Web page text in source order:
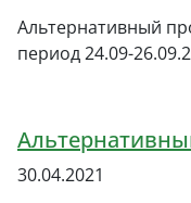
Альтернативный
период 24.09-
30.04.2021